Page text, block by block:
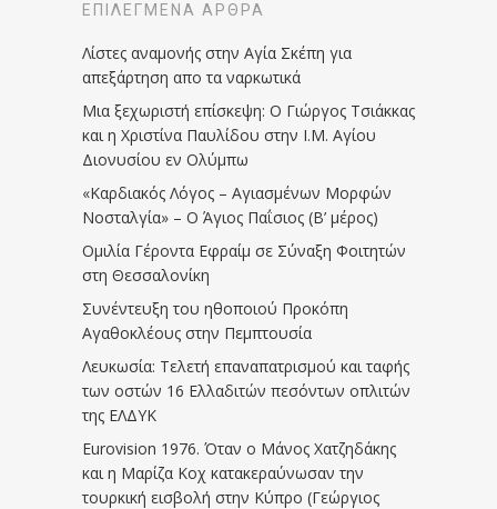
ΕΠΙΛΕΓΜΈΝΑ ΆΡΘΡΑ
Λίστες αναμονής στην Αγία Σκέπη για
απεξάρτηση απο τα ναρκωτικά
Μια ξεχωριστή επίσκεψη: Ο Γιώργος Τσιάκκας
και η Χριστίνα Παυλίδου στην Ι.Μ. Αγίου
Διονυσίου εν Ολύμπω
«Καρδιακός Λόγος – Αγιασμένων Μορφών
Νοσταλγία» – Ο Άγιος Παΐσιος (Β’ μέρος)
Ομιλία Γέροντα Εφραίμ σε Σύναξη Φοιτητών
στη Θεσσαλονίκη
Συνέντευξη του ηθοποιού Προκόπη
Αγαθοκλέους στην Πεμπτουσία
Λευκωσία: Τελετή επαναπατρισμού και ταφής
των οστών 16 Ελλαδιτών πεσόντων οπλιτών
της ΕΛΔΥΚ
Eurovision 1976. Όταν ο Μάνος Χατζηδάκης
και η Μαρίζα Κοχ κατακεραύνωσαν την
τουρκική εισβολή στην Κύπρο (Γεώργιος